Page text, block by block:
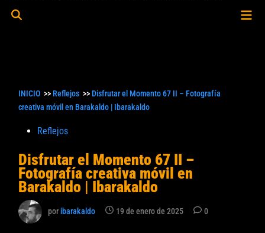
Abrir
INICIO >> Reflejos >> Disfrutar el Momento 67 II – Fotografía
creativa móvil en Barakaldo | Ibarakaldo
Publicado
Reflejos
Disfrutar el Momento 67 II –
Fotografía creativa móvil en
Barakaldo | Ibarakaldo
poribarakaldo 19 de enero de 2025 0